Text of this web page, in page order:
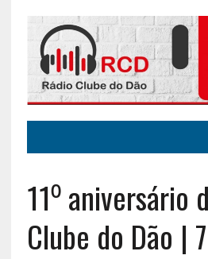
11⁰ aniversário
Clube do Dão |